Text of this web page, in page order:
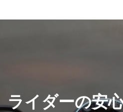
ライダーの安